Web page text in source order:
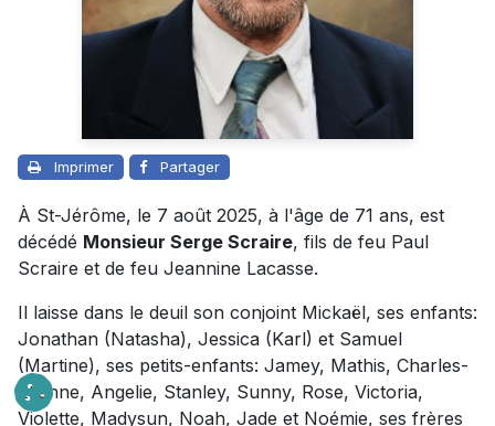
Imprimer Partager
À St-Jérôme, le 7 août 2025, à l'âge de 71 ans, est
décédé Monsieur Serge Scraire, fils de feu Paul
Scraire et de feu Jeannine Lacasse.
Il laisse dans le deuil son conjoint Mickaël, ses enfants:
Jonathan (Natasha), Jessica (Karl) et Samuel
(Martine), ses petits-enfants: Jamey, Mathis, Charles-
Étienne, Angelie, Stanley, Sunny, Rose, Victoria,
Violette, Madysun, Noah, Jade et Noémie, ses frères